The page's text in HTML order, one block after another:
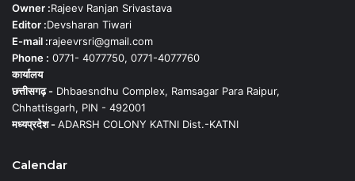
Owner :Rajeev Ranjan Srivastava
Editor :Devsharan Tiwari
E-mail :rajeevrsri@gmail.com
Phone : 0771- 4077750, 0771-4077760
कार्यालय
छत्तीसगढ़ - Dhbaesndhu Complex, Ramsagar Para Raipur,
Chhattisgarh, PIN - 492001
मध्यप्रदेश -ADARSH COLONY KATNI Dist.-KATNI
Calendar